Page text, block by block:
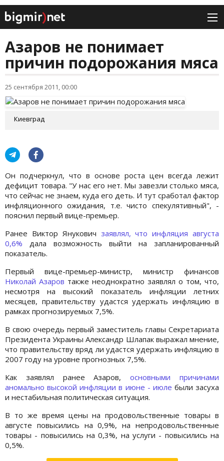
Азаров не понимает
причин подорожания мяса
25 сентября 2011, 00:00
Киевград
Он подчеркнул, что в основе роста цен всегда лежит
дефицит товара. "У нас его нет. Мы завезли столько мяса,
что сейчас не знаем, куда его деть. И тут сработал фактор
инфляционного ожидания, т.е. чисто спекулятивный", -
пояснил первый вице-премьер.
Ранее Виктор Янукович заявлял, что инфляция августа
0,6% дала возможность выйти на запланированный
показатель.
Первый вице-премьер-министр, министр финансов
Николай Азаров также неоднократно заявлял о том, что,
несмотря на высокий показатель инфляции летних
месяцев, правительству удастся удержать инфляцию в
рамках прогнозируемых 7,5%.
В свою очередь первый заместитель главы Секретариата
Президента Украины Александр Шлапак выражал мнение,
что правительству вряд ли удастся удержать инфляцию в
2007 году на уровне прогнозных 7,5%.
Как заявлял ранее Азаров,основными причинами
аномально высокой инфляции в июне - июле были засуха
и нестабильная политическая ситуация.
В то же время цены на продовольственные товары в
августе повысились на 0,9%, на непродовольственные
товары - повысились на 0,3%, на услуги - повысились на
0,5%.